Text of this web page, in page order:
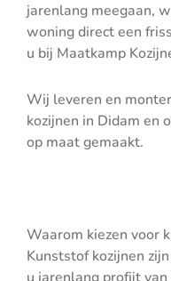
jarenlang meegaan,
woning direct een
u bij Maatkamp
Wij leveren en
kozijnen in Didam en
op maat gemaakt.
Waarom kiezen voor
Kunststof kozijnen